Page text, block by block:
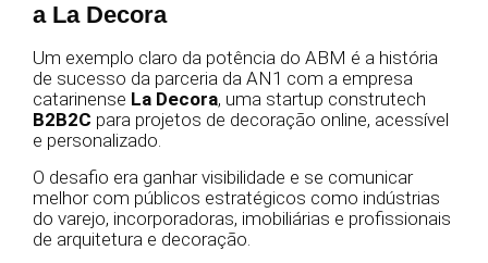
a La Decora
Um exemplo claro da potência do ABM é a história
de sucesso da parceria da AN1 com a empresa
catarinense La Decora, uma startup construtech
B2B2C para projetos de decoração online, acessível
e personalizado.
O desafio era ganhar visibilidade e se comunicar
melhor com públicos estratégicos como indústrias
do varejo, incorporadoras, imobiliárias e profissionais
de arquitetura e decoração.